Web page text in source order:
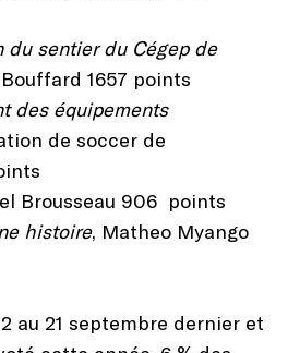
du sentier du Cégep de
1657 points
des équipements
de soccer de
Brousseau 906 points
histoire, Matheo Myango
au 21 septembre dernier et